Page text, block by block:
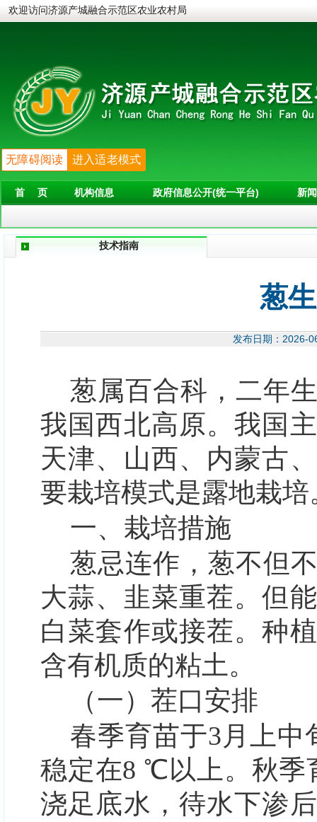
欢迎访问济源产城融合示范区农业农村局
无障碍阅读 进入适老模式
首 页 机构信息 政府信息公开(统一平台) 新
技术指南
葱
发布日期：
葱属百合科，二年
我国西北高原。我国
天津、山西、内蒙古
要栽培模式是露地栽培
一、栽培措施
葱忌连作，葱不但
大蒜、韭菜重茬。但
白菜套作或接茬。种
含有机质的粘土。
（一） 茬口安排
春季育苗于3月上中
稳定在8 ℃以上。秋季
浇足底水，待水下渗